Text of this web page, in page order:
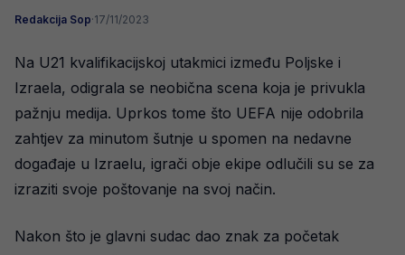
Redakcija Sop·17/11/2023
Na U21 kvalifikacijskoj utakmici između Poljske i
Izraela, odigrala se neobična scena koja je privukla
pažnju medija. Uprkos tome što UEFA nije odobrila
zahtjev za minutom šutnje u spomen na nedavne
događaje u Izraelu, igrači obje ekipe odlučili su se za
izraziti svoje poštovanje na svoj način.
Nakon što je glavni sudac dao znak za početak